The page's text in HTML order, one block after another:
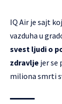
IQ Air je sajt
vazduha u
svest ljudi o
zdravlje jer se
miliona smrti